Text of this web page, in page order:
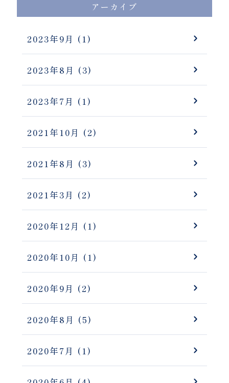
アーカイブ
2023年9月 (1)
2023年8月 (3)
2023年7月 (1)
2021年10月 (2)
2021年8月 (3)
2021年3月 (2)
2020年12月 (1)
2020年10月 (1)
2020年9月 (2)
2020年8月 (5)
2020年7月 (1)